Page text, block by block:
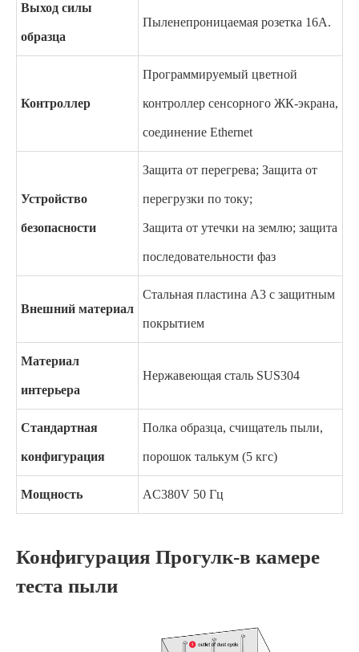
Выход силы
образца
Пыленепроницаемая розетка 16А.
Контроллер
Программируемый цветной
контроллер сенсорного ЖК-экрана,
соединение Ethernet
Устройство
безопасности
Защита от перегрева; Защита от
перегрузки по току;
Защита от утечки на землю; защита
последовательности фаз
Внешний материал
Стальная пластина А3 с защитным
покрытием
Материал
интерьера
Нержавеющая сталь SUS304
Стандартная
конфигурация
Полка образца, счищатель пыли,
порошок талькум (5 кгс)
Мощность AC380V 50 Гц
Конфигурация Прогулк-в камере
теста пыли